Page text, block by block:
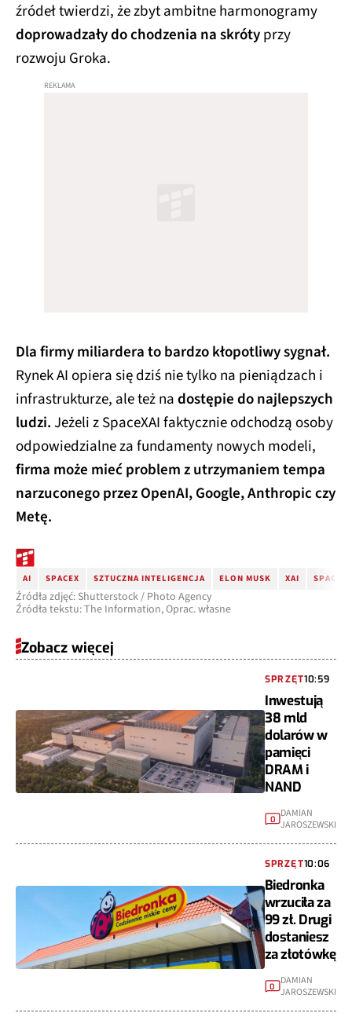
źródeł twierdzi, że zbyt ambitne harmonogramy
doprowadzały do chodzenia na skrótyprzy
rozwoju Groka.
Dla firmy miliardera to bardzo kłopotliwy sygnał.
Rynek AI opiera się dziś nie tylko na pieniądzach i
infrastrukturze, ale też nadostępie do najlepszych
ludzi.Jeżeli z SpaceXAI faktycznie odchodzą osoby
odpowiedzialne za fundamenty nowych modeli,
firma może mieć problem z utrzymaniem tempa
narzuconego przez OpenAI, Google, Anthropic czy
Metę.
AI SPACEX SZTUCZNA INTELIGENCJA ELON MUSK XAI
Źródła zdjęć: Shutterstock / Photo Agency
Źródła tekstu: The Information, Oprac. własne
Zobacz więcej
SPRZĘT10:59
Inwestują
38 mld
dolarów w
pamięci
DRAM i
NAND
0
DAMIAN
JAROSZEWSKI
SPRZĘT10:06
Biedronka
wrzuciła za
99 zł. Drugi
dostaniesz
za złotówkę
0 DAMIAN
JAROSZEWSKI